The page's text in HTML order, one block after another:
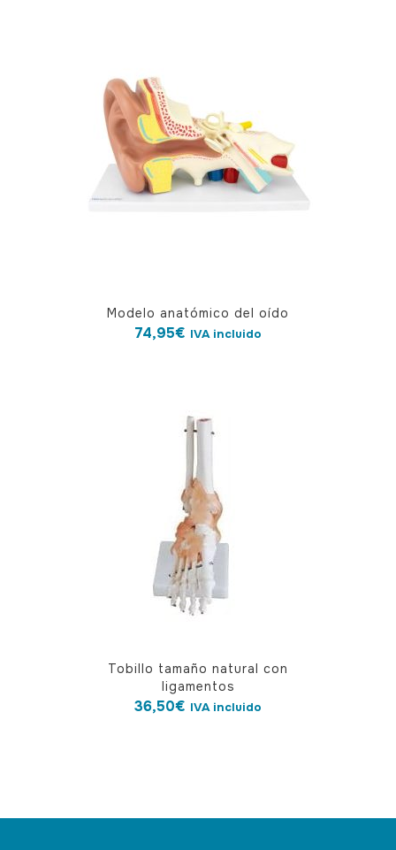
Modelo anatómico del oído
74,95€ IVA incluido
Tobillo tamaño natural con
ligamentos
36,50€ IVA incluido